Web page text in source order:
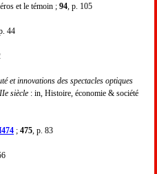
et le témoin ; 94 , p. 105
p. 44
et innovations des spectacles optiques
siècle : in, Histoire, économie & société
; 475 , p. 83